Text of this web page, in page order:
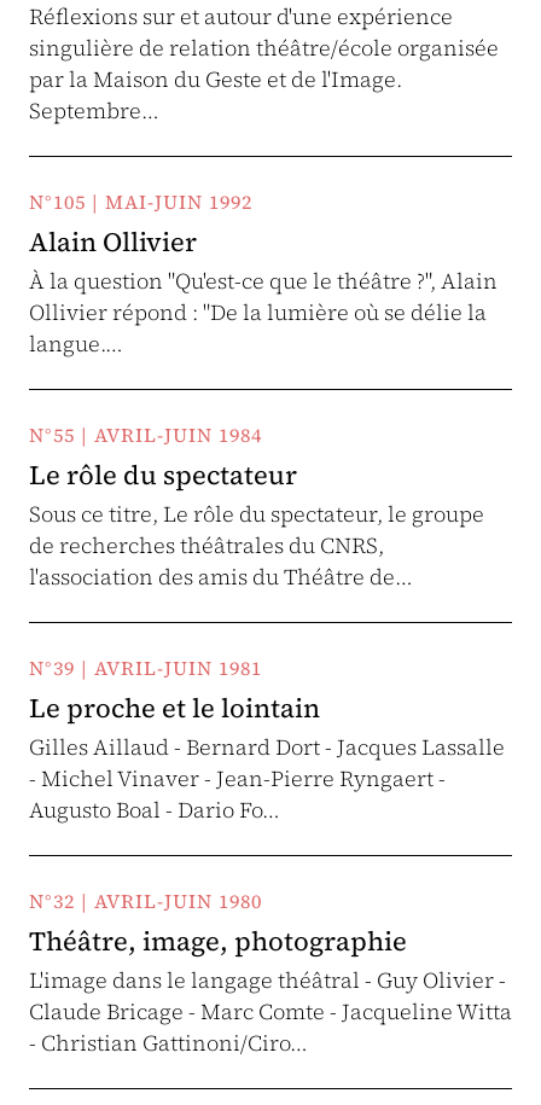
Réflexions sur et autour d'une expérience
singulière de relation théâtre/école organisée
par la Maison du Geste et de l'Image.
Septembre…
N°105 | MAI-JUIN 1992
Alain Ollivier
À la question "Qu'est-ce que le théâtre ?", Alain
Ollivier répond : "De la lumière où se délie la
langue.…
N°55 | AVRIL-JUIN 1984
Le rôle du spectateur
Sous ce titre, Le rôle du spectateur, le groupe
de recherches théâtrales du CNRS,
l'association des amis du Théâtre de…
N°39 | AVRIL-JUIN 1981
Le proche et le lointain
Gilles Aillaud - Bernard Dort - Jacques Lassalle
- Michel Vinaver - Jean-Pierre Ryngaert -
Augusto Boal - Dario Fo…
N°32 | AVRIL-JUIN 1980
Théâtre, image, photographie
L'image dans le langage théâtral - Guy Olivier -
Claude Bricage - Marc Comte - Jacqueline Witta
- Christian Gattinoni/Ciro…